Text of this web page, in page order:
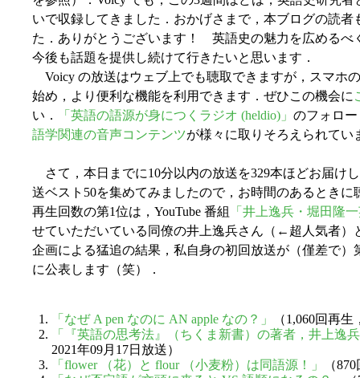
いで収録してきました．おかげさまで，本ブログの読
た．ありがとうございます！ 英語史の魅力を広めるべ
今後も話題を提供し続けて行きたいと思います．
Voicy の放送はウェブ上でも聴取できますが，スマホ
始め，より便利な機能を利用できます．ぜひこの機会に
い．
「英語の語源が身につくラジオ (heldio)」 のフォロ
語学関連の音声コンテンツが様々に取りそろえられてい
さて，本日までに10分以内の放送を329本ほどお届け
送ベスト50を集めてみましたので，お時間のあるとき
再生回数の第1位は，YouTube 番組
「井上逸兵・堀田隆
せていただいている同僚の井上逸兵さん（←超人気者）
企画による猛追の結果，私自身の初回放送が（僅差で
に公表します（笑）．
「なぜ A pen なのに AN apple なの？」
（1,060回再
「『英語の思考法』（ちくま新書）の著者，井上逸
2021年09月17日放送）
「flower （花）と flour （小麦粉）は同語源！」
（